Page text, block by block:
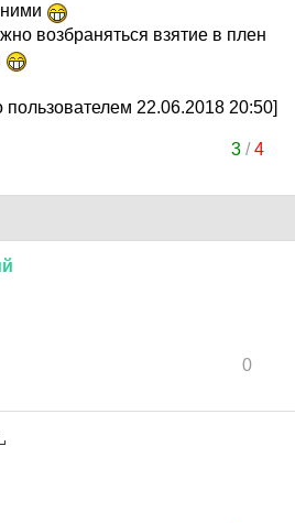
возбраняться взятие в плен
22.06.2018 20:50]
3/4
0